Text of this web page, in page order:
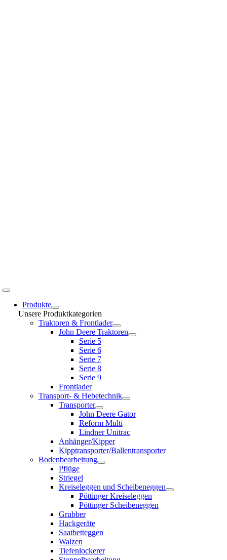
Toggle
NavigationProdukte
Unsere Produktkategorien
Traktoren & Frontlader
John Deere Traktoren
Serie 5
Serie 6
Serie 7
Serie 8
Serie 9
Frontlader
Transport- & Hebetechnik
Transporter
John Deere Gator
Reform Multi
Lindner Unitrac
Anhänger/Kipper
Kipptransporter/Ballentransporter
Bodenbearbeitung
Pflüge
Striegel
Kreiseleggen und Scheibeneggen
Pöttinger Kreiseleggen
Pöttinger Scheibeneggen
Grubber
Hackgeräte
Saatbetteggen
Walzen
Tiefenlockerer